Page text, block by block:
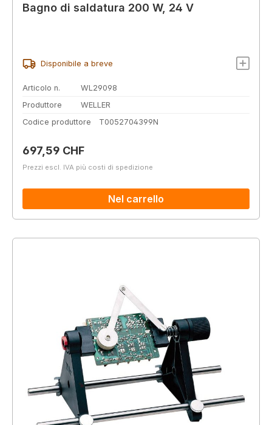
Bagno di saldatura 200 W, 24 V
Disponibile a breve
Articolo n.
WL29098
Produttore
WELLER
Codice produttore
T0052704399N
Prezzo normale:
697,59 CHF
Prezzi escl. IVA più costi di spedizione
Nel carrello